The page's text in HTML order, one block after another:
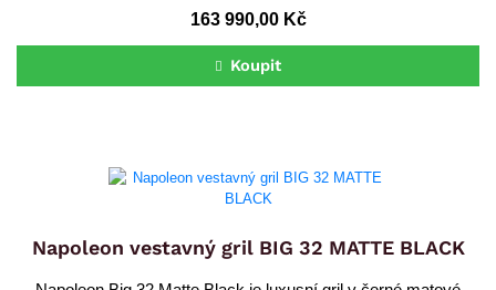
163 990,00 Kč
Koupit
Napoleon vestavný gril BIG 32 MATTE BLACK